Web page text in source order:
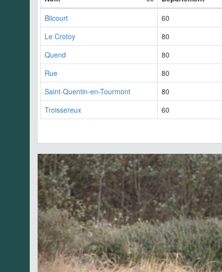
Blicourt
60
Le Crotoy
80
Quend
80
Rue
80
Saint-Quentin-en-Tourmont
80
Troissereux
60